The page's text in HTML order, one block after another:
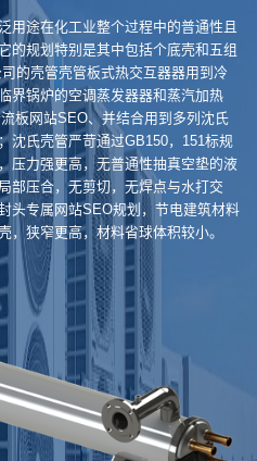
用途在化工业整个过程中的普通性且
的规划特别是其中包括个底壳和五组
的壳管壳管板式热交互器器用到冷
界锅炉的空调蒸发器器和蒸汽加热
板网站SEO、并结合用到多列沈氏
沈氏壳管严苛通过GB150，151标规
压力强更高，无普通性抽真空垫的液
部压合，无剪切，无焊点与水打交
头专属网站SEO规划，节电建筑材料
，狭窄更高，材料省球体积较小。